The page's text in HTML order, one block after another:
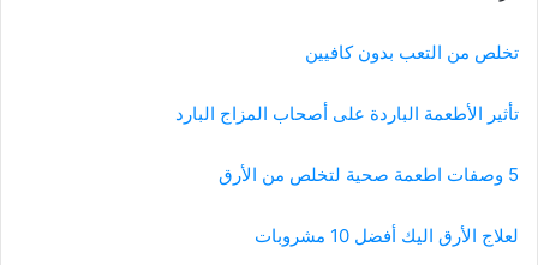
تخلص من التعب بدون كافيين
تأثير الأطعمة الباردة على أصحاب المزاج البارد
5 وصفات اطعمة صحية لتخلص من الأرق
لعلاج الأرق اليك أفضل 10 مشروبات